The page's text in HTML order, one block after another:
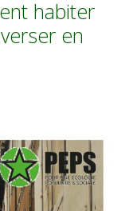
habiter
en